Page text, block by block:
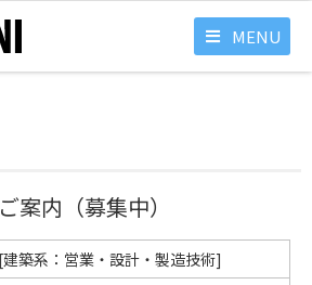
MENU
案内（募集中）
築系：営業・設計・製造技術]